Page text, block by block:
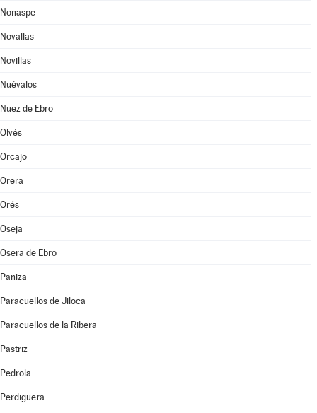
Nonaspe
Novallas
Novillas
Nuévalos
Nuez de Ebro
Olvés
Orcajo
Orera
Orés
Oseja
Osera de Ebro
Paniza
Paracuellos de Jiloca
Paracuellos de la Ribera
Pastriz
Pedrola
Perdiguera